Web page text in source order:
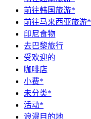
前往韩国旅游*
前往马来西亚旅游*
印尼食物
去巴黎旅行
受欢迎的
咖啡店
小费*
未分类*
活动*
浪漫目的地